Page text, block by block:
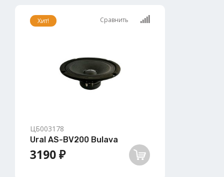
Хит! Сравнить
ЦБ003178
Ural AS-BV200 Bulava
3190 ₽